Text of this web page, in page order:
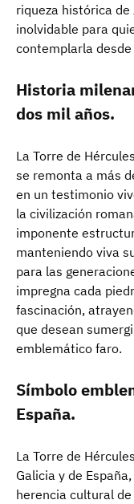
riqueza histórica de
inolvidable para
contemplarla
Historia
dos mil años.
La Torre de
se remonta a más
en un testimonio
la civilización
imponente
manteniendo viva
para las
impregna cada
fascinación,
que desean
emblemático faro.
Símbolo
España.
La Torre de
Galicia y de
herencia cultural